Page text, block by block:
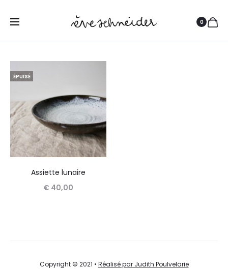
0
ÉPUISÉ
Assiette lunaire
€ 40,00
Copyright © 2021 • Réalisé par Judith Poulvelarie